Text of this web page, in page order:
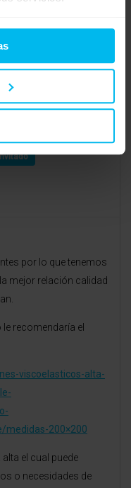
#26792
por lo que tenemos
mejor relación calidad
recomendaría el
viscoelasticos-alta-
medidas-200×200
el cual puede
o necesidades de